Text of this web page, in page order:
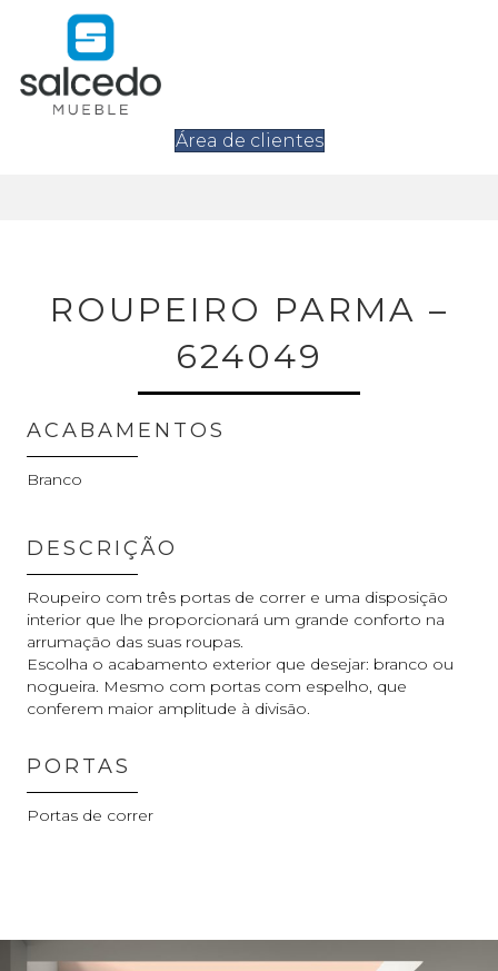
Área de clientes
ROUPEIRO PARMA –
624049
ACABAMENTOS
Branco
DESCRIÇÃO
Roupeiro com três portas de correr e uma disposição
interior que lhe proporcionará um grande conforto na
arrumação das suas roupas.
Escolha o acabamento exterior que desejar: branco ou
nogueira. Mesmo com portas com espelho, que
conferem maior amplitude à divisão.
PORTAS
Portas de correr